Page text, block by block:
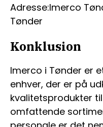
Adresse:Imerco
Tønder
Konklusion
Imerco i Tønder er
enhver, der er på
kvalitetsprodukter
omfattende